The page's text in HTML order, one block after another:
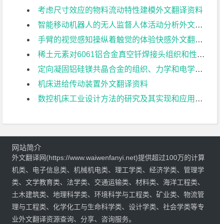
考虑尺寸效应的物料流动特性建模外文翻译资料
智能移动机器人的无人监督人体活动分析外文翻译资料
手臂的视觉感知操纵着触觉的体验快感外文翻译资料
稀土元素对6061铝合金真空钎焊接头组织和性能的影响外文翻译资料
定向凝固铝硅镁共晶合金的组织、力学和电学特性研究外文翻译资料
机床进给传动装置外文翻译资料
数控机床工业设计方法的研究及其实现和应用前景外文翻译资料
网站简介
外文翻译网(https://www.waiwenfanyi.net)提供超过100万的计算
机类、电子信息类、机械机电类、理工学类、经济学类、管理学
类、文学教育类、法学类、交通运输类、材料类、海洋工程类、
土木建筑类、地理科学类、环境科学与工程类、矿业类、物流管
理与工程类、化学化工与生命科学类、设计学类、社会学类等专
业外文翻译资源查询、分享、咨询服务。